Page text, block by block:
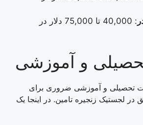
: 40,000 تا 75,000 دلار در
و آموزشی
تحصیلی و آموزشی ضروری برای
لجستیک زنجیره تامین. در اینجا یک